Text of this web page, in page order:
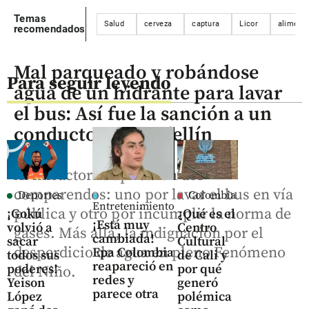
Temas
recomendados
Salud cerveza captura Licor
Para seguir leyendo
Deportes
¡Gokú
volvió a
sacar
todos sus
poderes!
Yeison
López
Entretenimiento
¡Está muy
cambiada!
Epa Colombia
reapareció en
redes y
parece otra
Colombia
¿Qué es el
Centro
Cultural
de Cali y
por qué
generó
polémica
Mal parqueado y robándose
agua de un hidrante para lavar
el bus: Así fue la sanción a un
conductor en Medellín
Al infractor le aplicaron dos
comparendos: uno por lavar el bus en vía
pública y otro por incumplir la norma de
gases. Más allá, la indignación por el
desperdicio de agua en pleno Fenómeno
del Niño.